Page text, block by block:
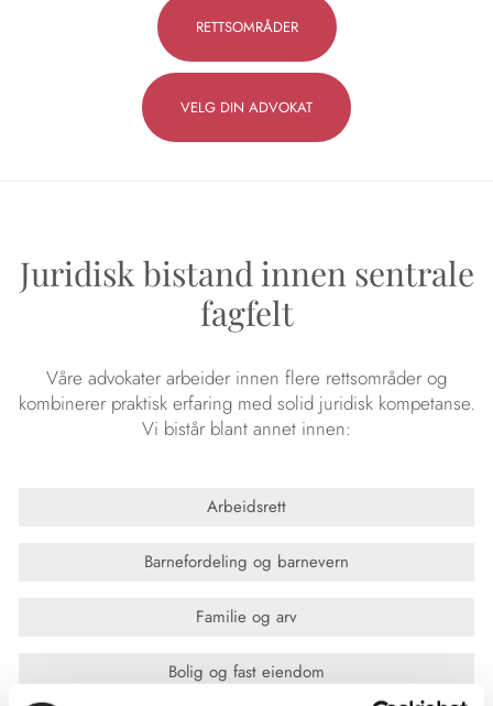
RETTSOMRÅDER
VELG DIN ADVOKAT
Juridisk bistand innen sentrale
fagfelt
Våre advokater arbeider innen flere rettsområder og
kombinerer praktisk erfaring med solid juridisk kompetanse.
Vi bistår blant annet innen:
Arbeidsrett
Barnefordeling og barnevern
Familie og arv
Bolig og fast eiendom